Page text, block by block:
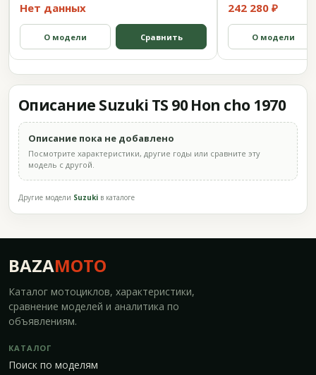
Нет данных
О модели Сравнить
242 280 ₽
О модели
Описание Suzuki TS 90 Hon cho 1970
Описание пока не добавлено
Посмотрите характеристики, другие годы или сравните эту
модель с другой.
Другие модели Suzuki в каталоге
BAZAMOTO
Каталог мотоциклов, характеристики,
сравнение моделей и аналитика по
объявлениям.
КАТАЛОГ
Поиск по моделям